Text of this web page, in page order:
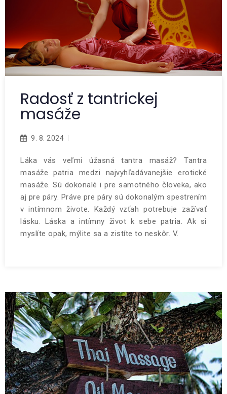
Radosť z tantrickej
masáže
9. 8. 2024
Láka vás veľmi úžasná tantra masáž? Tantra
masáže patria medzi najvyhľadávanejšie erotické
masáže. Sú dokonalé i pre samotného človeka, ako
aj pre páry. Práve pre páry sú dokonalým spestrením
v intímnom živote. Každý vzťah potrebuje zažívať
lásku. Láska a intímny život k sebe patria. Ak si
myslíte opak, mýlite sa a zistíte to neskôr. V.